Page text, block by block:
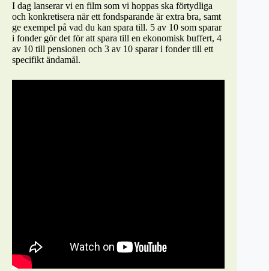
I dag lanserar vi en film som vi hoppas ska förtydliga
och konkretisera när ett fondsparande är extra bra, samt
ge exempel på vad du kan spara till. 5 av 10 som sparar
i fonder gör det för att spara till en ekonomisk buffert, 4
av 10 till pensionen och 3 av 10 sparar i fonder till ett
specifikt ändamål.